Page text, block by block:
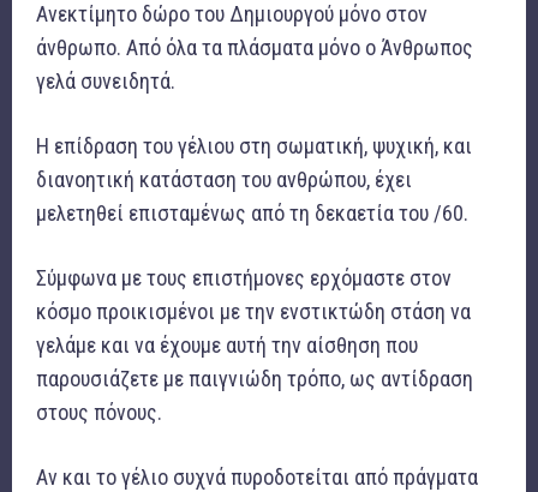
Ανεκτίμητο δώρο του Δημιουργού μόνο στον
άνθρωπο. Από όλα τα πλάσματα μόνο ο Άνθρωπος
γελά συνειδητά.
Η επίδραση του γέλιου στη σωματική, ψυχική, και
διανοητική κατάσταση του ανθρώπου, έχει
μελετηθεί επισταμένως από τη δεκαετία του /60.
Σύμφωνα με τους επιστήμονες ερχόμαστε στον
κόσμο προικισμένοι με την ενστικτώδη στάση να
γελάμε και να έχουμε αυτή την αίσθηση που
παρουσιάζετε με παιγνιώδη τρόπο, ως αντίδραση
στους πόνους.
Αν και το γέλιο συχνά πυροδοτείται από πράγματα